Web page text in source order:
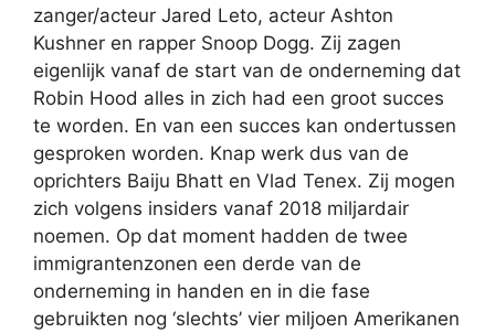
zanger/acteur Jared Leto, acteur Ashton
Kushner en rapper Snoop Dogg. Zij zagen
eigenlijk vanaf de start van de onderneming dat
Robin Hood alles in zich had een groot succes
te worden. En van een succes kan ondertussen
gesproken worden. Knap werk dus van de
oprichters Baiju Bhatt en Vlad Tenex. Zij mogen
zich volgens insiders vanaf 2018 miljardair
noemen. Op dat moment hadden de twee
immigrantenzonen een derde van de
onderneming in handen en in die fase
gebruikten nog ‘slechts’ vier miljoen Amerikanen